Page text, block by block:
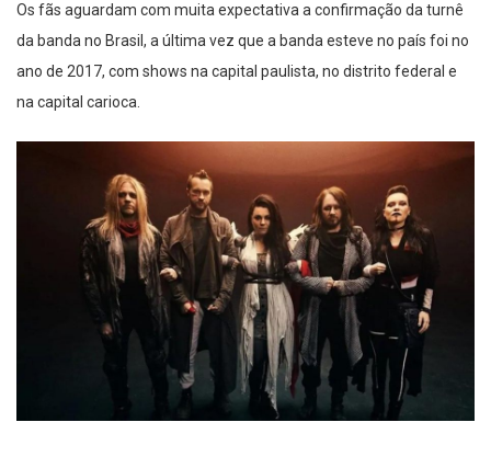
Os fãs aguardam com muita expectativa a confirmação da turnê
da banda no Brasil, a última vez que a banda esteve no país foi no
ano de 2017, com shows na capital paulista, no distrito federal e
na capital carioca.